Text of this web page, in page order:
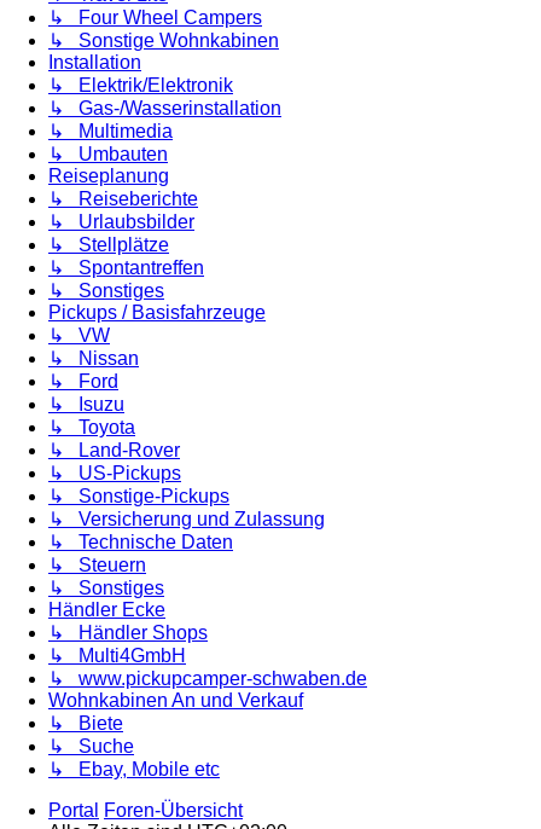
↳ Four Wheel Campers
↳ Sonstige Wohnkabinen
Installation
↳ Elektrik/Elektronik
↳ Gas-/Wasserinstallation
↳ Multimedia
↳ Umbauten
Reiseplanung
↳ Reiseberichte
↳ Urlaubsbilder
↳ Stellplätze
↳ Spontantreffen
↳ Sonstiges
Pickups / Basisfahrzeuge
↳ VW
↳ Nissan
↳ Ford
↳ Isuzu
↳ Toyota
↳ Land-Rover
↳ US-Pickups
↳ Sonstige-Pickups
↳ Versicherung und Zulassung
↳ Technische Daten
↳ Steuern
↳ Sonstiges
Händler Ecke
↳ Händler Shops
↳ Multi4GmbH
↳ www.pickupcamper-schwaben.de
Wohnkabinen An und Verkauf
↳ Biete
↳ Suche
↳ Ebay, Mobile etc
Portal
Foren-Übersicht